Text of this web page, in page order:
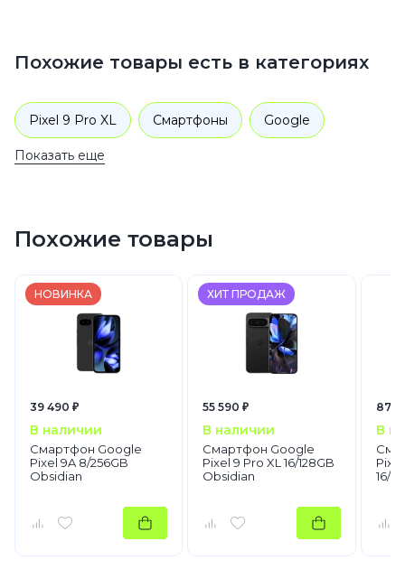
Похожие товары есть в категориях
Pixel 9 Pro XL Смартфоны Google
Pixel 9
Показать еще
Похожие товары
НОВИНКА
39 490 ₽
В наличии
Смартфон Google
Pixel 9A 8/256GB
Obsidian
ХИТ ПРОДАЖ
55 590 ₽
В наличии
Смартфон Google
Pixel 9 Pro XL 16/128GB
Obsidian
87
В
16/